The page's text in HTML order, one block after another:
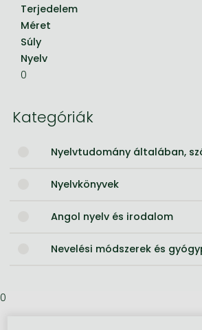
Terjedelem
Méret
Súly
Nyelv
0
Kategóriák
Nyelvtudomány általában,
Nyelvkönyvek
Angol nyelv és irodalom
Nevelési módszerek és
0